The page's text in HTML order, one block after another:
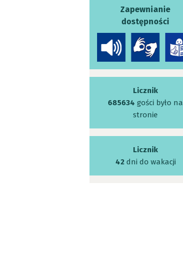
Zapewnianie
dostępności
Licznik
685634 gości było na
stronie
Licznik
42dni do wakacji